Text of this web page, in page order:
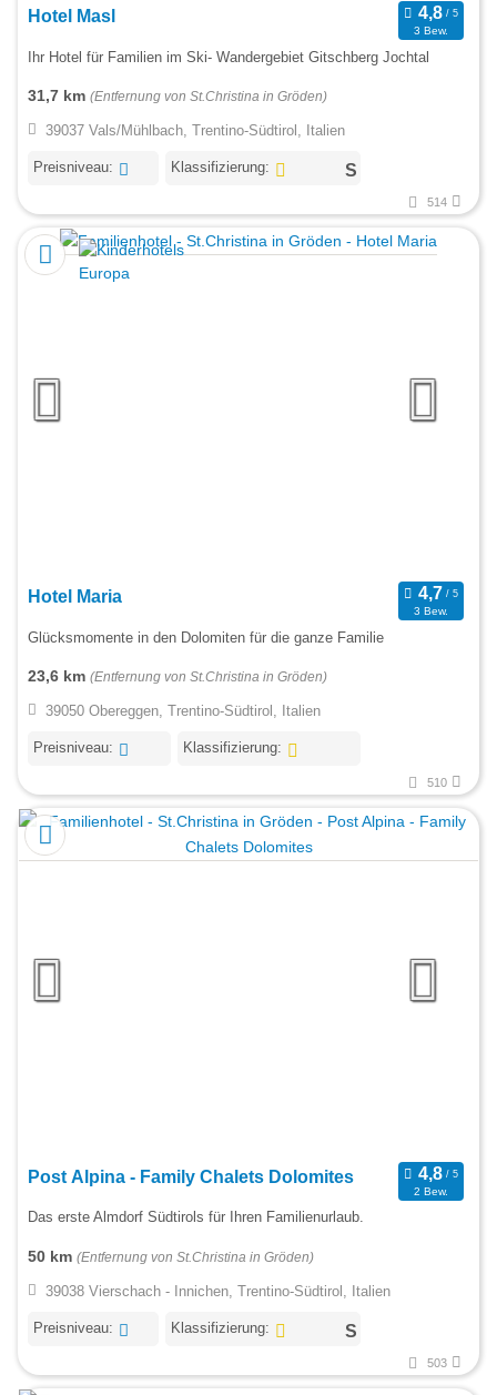
Hotel Masl
3 Bew.
Ihr Hotel für Familien im Ski- Wandergebiet Gitschberg Jochtal
31,7 km (Entfernung von St.Christina in Gröden)
39037 Vals/Mühlbach, Trentino-Südtirol, Italien
Preisniveau: Klassifizierung:
514
Hotel Maria
3 Bew.
Glücksmomente in den Dolomiten für die ganze Familie
23,6 km (Entfernung von St.Christina in Gröden)
39050 Obereggen, Trentino-Südtirol, Italien
Preisniveau: Klassifizierung:
510
Post Alpina - Family Chalets Dolomites
2 Bew.
Das erste Almdorf Südtirols für Ihren Familienurlaub.
50 km (Entfernung von St.Christina in Gröden)
39038 Vierschach - Innichen, Trentino-Südtirol, Italien
Preisniveau: Klassifizierung:
503